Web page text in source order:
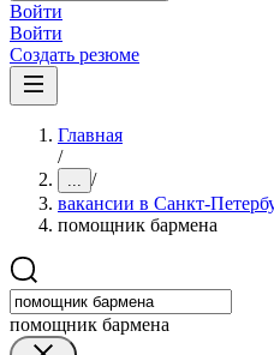
Войти
Войти
Создать резюме
Главная
/
... /
вакансии в Санкт-
помощник бармена
помощник бармена